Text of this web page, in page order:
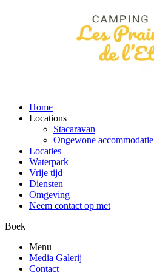
Home
Locations
Stacaravan
Ongewone accommodatie
Locaties
Waterpark
Vrije tijd
Diensten
Omgeving
Neem contact op met
Boek
Menu
Media Galerij
Contact